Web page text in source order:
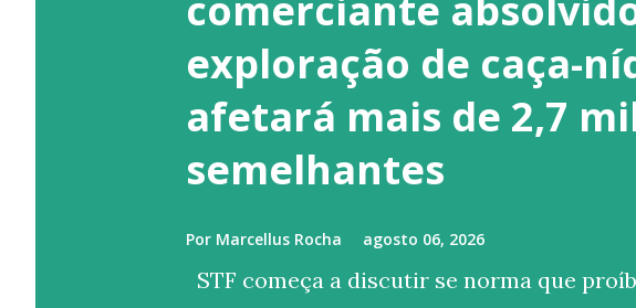
exploração de caça-
afetará mais de 2,7
semelhantes
Por Marcellus Rocha agosto 06, 2026
STF começa a discutir se norma que